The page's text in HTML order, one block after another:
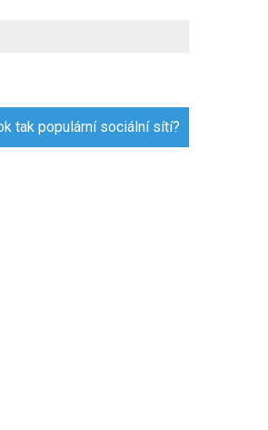
tak populární sociální sítí?